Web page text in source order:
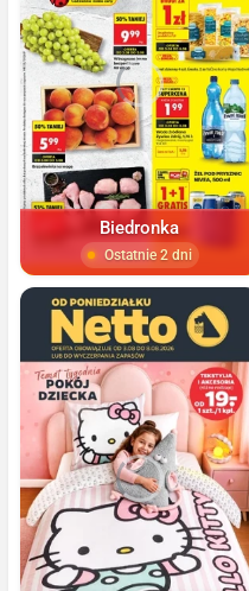
Biedronka
Ostatnie 2 dni